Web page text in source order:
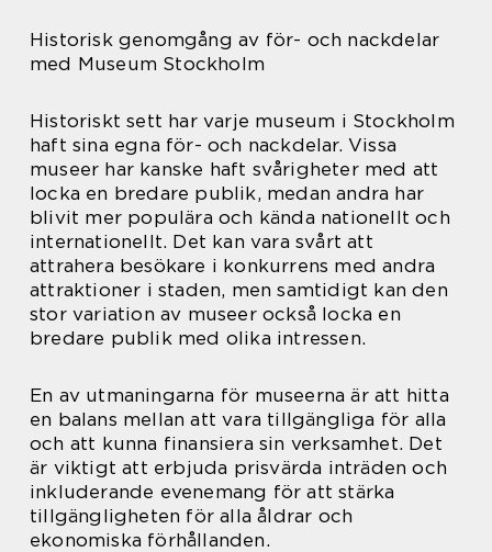
Historisk genomgång av för- och nackdelar
med Museum Stockholm
Historiskt sett har varje museum i Stockholm
haft sina egna för- och nackdelar. Vissa
museer har kanske haft svårigheter med att
locka en bredare publik, medan andra har
blivit mer populära och kända nationellt och
internationellt. Det kan vara svårt att
attrahera besökare i konkurrens med andra
attraktioner i staden, men samtidigt kan den
stor variation av museer också locka en
bredare publik med olika intressen.
En av utmaningarna för museerna är att hitta
en balans mellan att vara tillgängliga för alla
och att kunna finansiera sin verksamhet. Det
är viktigt att erbjuda prisvärda inträden och
inkluderande evenemang för att stärka
tillgängligheten för alla åldrar och
ekonomiska förhållanden.